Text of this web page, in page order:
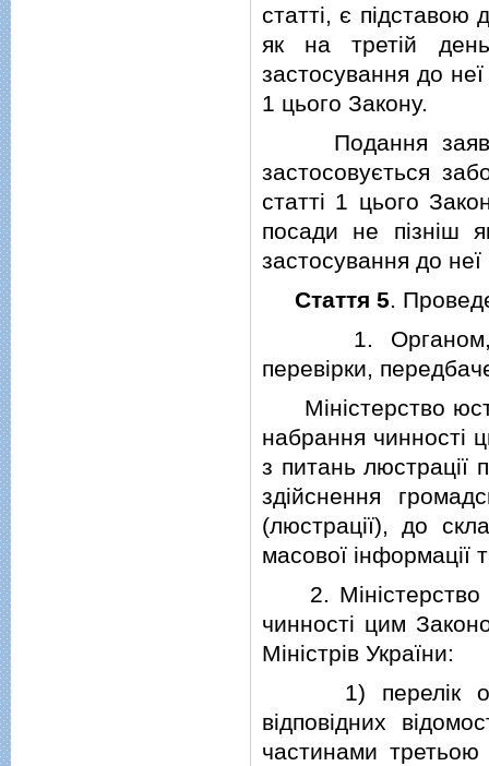
статтi, є пiдставою
як на третiй
застосування до
1 цього Закону.
Подання заяви,
застосовується
статтi 1 цього
посади не пiзнiш
застосування до
Стаття 5.
1. Органом,
перевiрки,
Мiнiстерство
набрання чинностi
з питань люстрацiї
здiйснення
(люстрацiї), до
масової iнформацiї
2. Мiнiстерство
чинностi цим
Мiнiстрiв України:
1) перелiк
вiдповiдних
частинами